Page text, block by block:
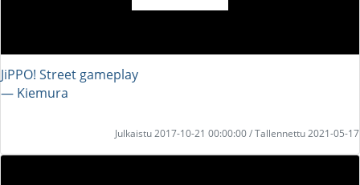
JiPPO! Street gameplay
― Kiemura
Julkaistu 2017-10-21 00:00:00 / Tallennettu 2021-05-17